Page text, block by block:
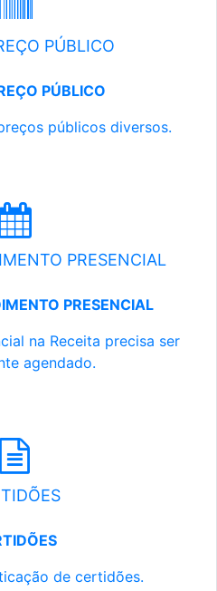
PÚBLICO
PÚBLICO
públicos diversos.
PRESENCIAL
PRESENCIAL
na Receita precisa ser
agendado.
de certidões.